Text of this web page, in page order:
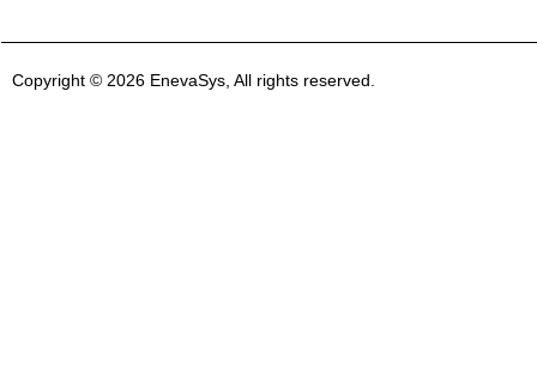
Copyright © 2026 EnevaSys, All rights reserved.